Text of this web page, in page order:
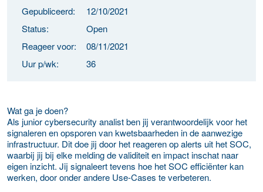
Gepubliceerd:
12/10/2021
Status:
Open
Reageer voor:
08/11/2021
Uur p/wk:
36
Wat ga je doen?
Als junior cybersecurity analist ben jij verantwoordelijk voor het
signaleren en opsporen van kwetsbaarheden in de aanwezige
infrastructuur. Dit doe jij door het reageren op alerts uit het SOC,
waarbij jij bij elke melding de validiteit en impact inschat naar
eigen inzicht. Jij signaleert tevens hoe het SOC efficiënter kan
werken, door onder andere Use-Cases te verbeteren.